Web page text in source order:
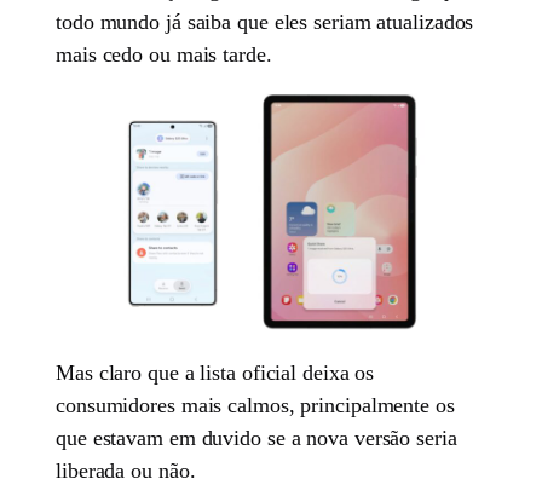
todo mundo já saiba que eles seriam atualizados
mais cedo ou mais tarde.
Mas claro que a lista oficial deixa os
consumidores mais calmos, principalmente os
que estavam em duvido se a nova versão seria
liberada ou não.